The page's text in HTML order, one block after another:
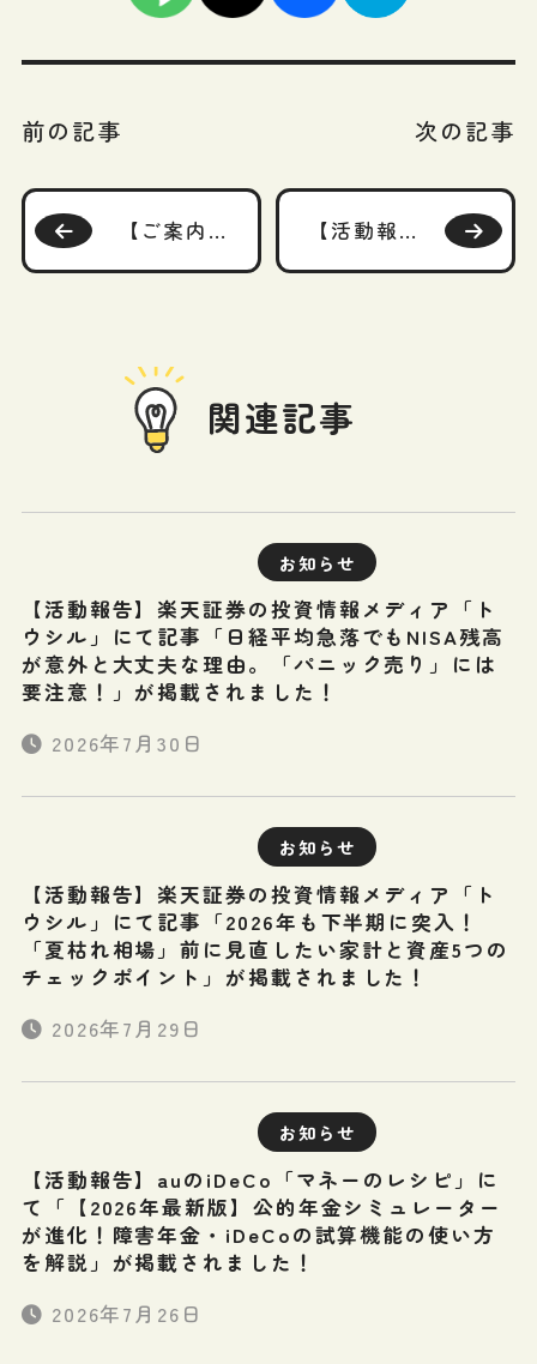
前の記事
【ご案内】（Web講座あり）2024年8月25日（日）FP継続教育研修「ライフプラン別に見る「新NISA」の活用法の考察」
次の記事
【活動報告】資産形成を楽しく学ぶ「東証マネ部！」にて記事「新NISAで積立投資、急落に一喜一憂しないこと」が掲載されました！
関連記事
お知らせ
【活動報告】楽天証券の投資情報メディア「ト
ウシル」にて記事「日経平均急落でもNISA残高
が意外と大丈夫な理由。「パニック売り」には
要注意！」が掲載されました！
2026年7月30日
お知らせ
【活動報告】楽天証券の投資情報メディア「ト
ウシル」にて記事「2026年も下半期に突入！
「夏枯れ相場」前に見直したい家計と資産5つの
チェックポイント」が掲載されました！
2026年7月29日
お知らせ
【活動報告】auのiDeCo「マネーのレシピ」に
て「【2026年最新版】公的年金シミュレーター
が進化！障害年金・iDeCoの試算機能の使い方
を解説」が掲載されました！
2026年7月26日